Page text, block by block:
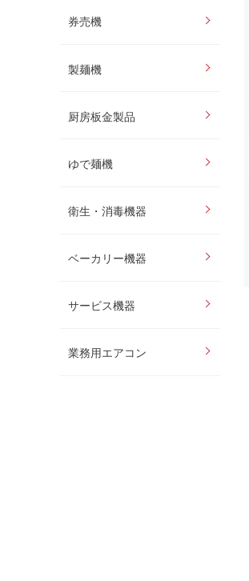
券売機
製麺機
厨房板金製品
ゆで麺機
衛生・消毒機器
ベーカリー機器
サービス機器
業務用エアコン